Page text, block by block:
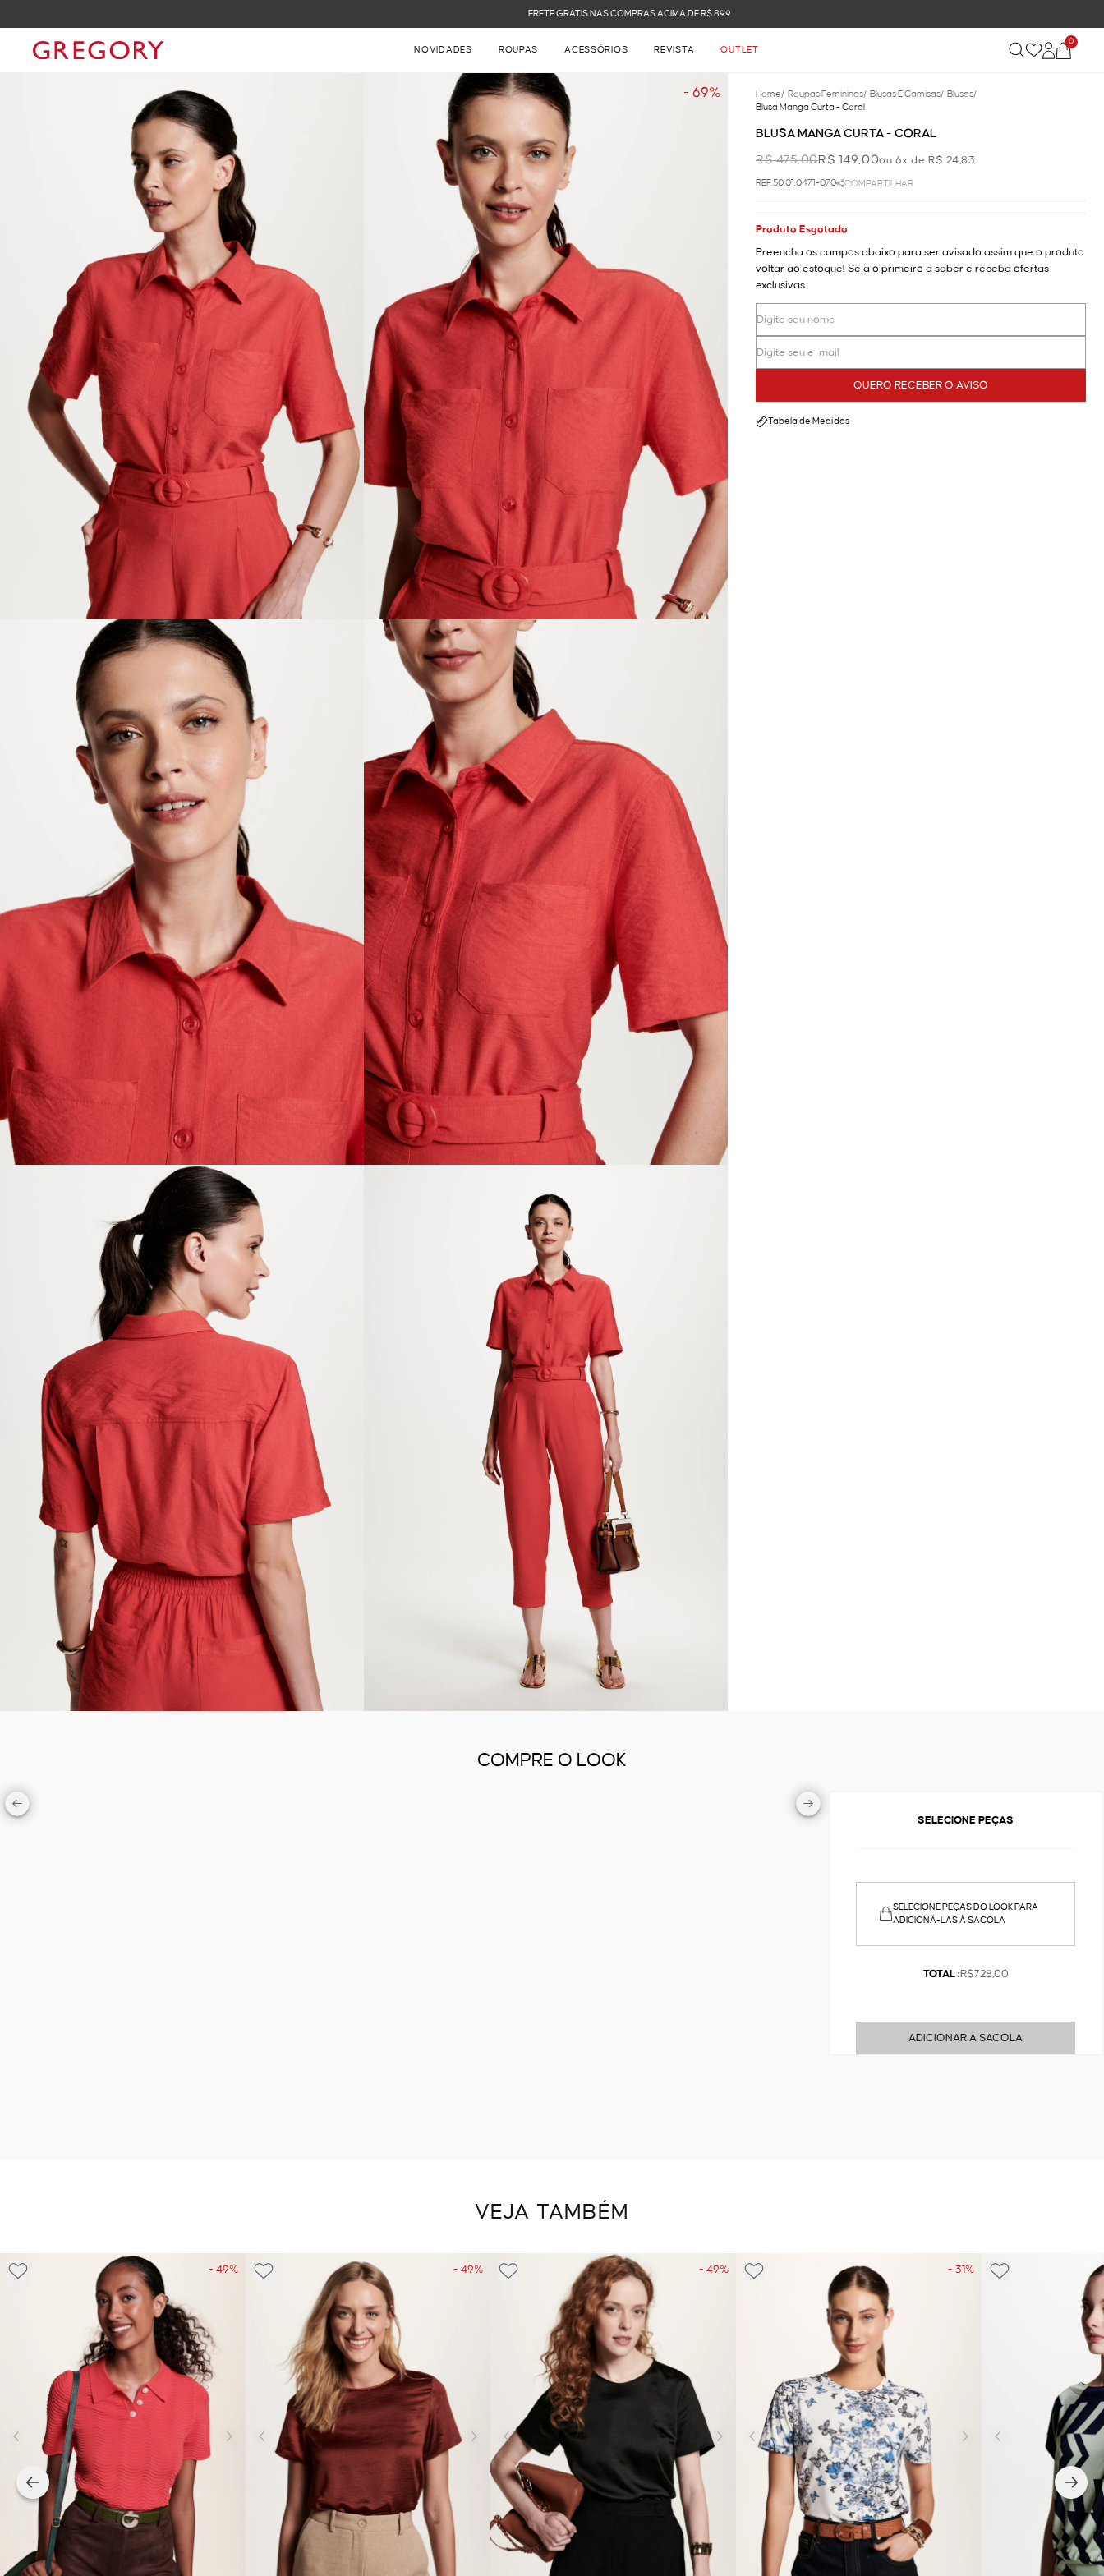
FRETE GRÁTIS NAS COMPRAS ACIMA DE R$ 899
NOVIDADES ROUPAS ACESSÓRIOS REVISTA OUTLET
0
- 69% Home/ Roupas Femininas/ Blusas E Camisas/ Blusas/
Blusa Manga Curta - Coral
BLUSA MANGA CURTA - CORAL
R$ 475,00R$ 149,00ou 6x de R$ 24,83
REF.50.01.0471-070 COMPARTILHAR
Produto Esgotado
Preencha os campos abaixo para ser avisado assim que o produto
voltar ao estoque! Seja o primeiro a saber e receba ofertas
exclusivas.
QUERO RECEBER O AVISO
Tabela de Medidas
COMPRE O LOOK
SELECIONE PEÇAS
SELECIONE PEÇAS DO LOOK PARA
ADICIONÁ-LAS À SACOLA
TOTAL :R$728,00
ADICIONAR À SACOLA
VEJA TAMBÉM
- 49% - 49% - 49% - 31%